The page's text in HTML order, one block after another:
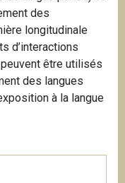
des
longitudinale
d’interactions
être utilisés
des langues
à la langue